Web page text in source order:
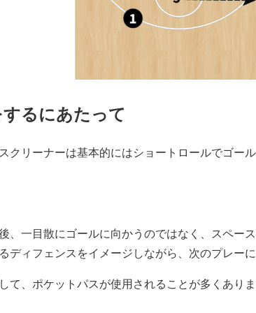
るにあたって
クリーナーは基本的にはショートロールでゴー
、一目散にゴールに向かうのではなく、スペー
ディフェンスをイメージしながら、次のプレーに
て、ポケットパスが使用されることが多くあり